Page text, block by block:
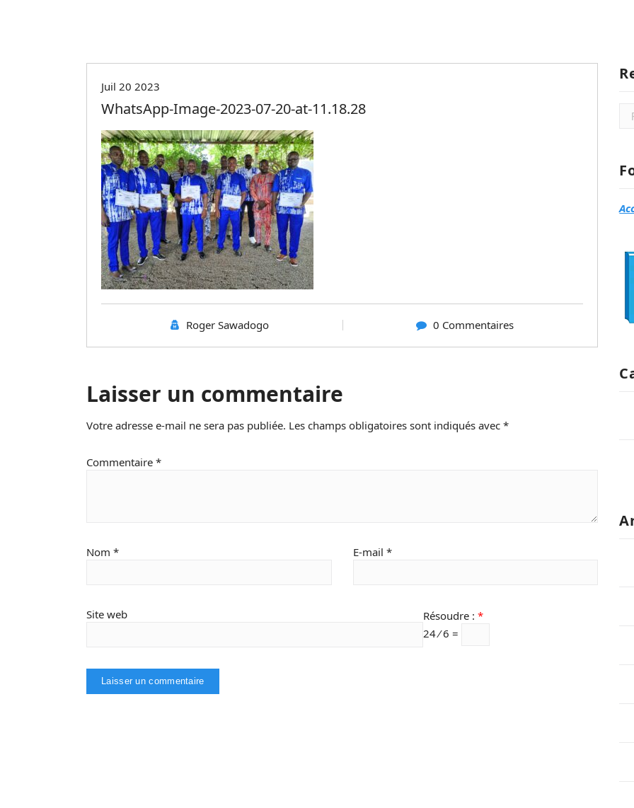
Juil 20 2023
WhatsApp-Image-2023-07-20-at-11.18.28
Roger Sawadogo 0 Commentaires
Laisser un commentaire
Votre adresse e-mail ne sera pas publiée. Les champs obligatoires sont indiqués avec *
Commentaire *
Nom * E-mail *
Site web Résoudre :*
24 ⁄ 6 =